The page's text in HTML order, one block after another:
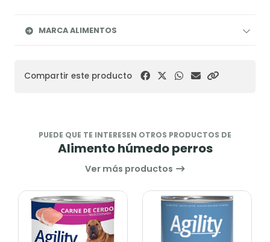
MARCA ALIMENTOS
Compartir este producto
PUEDE QUE TE INTERESEN OTROS PRODUCTOS DE
Alimento húmedo perros
Ver más productos